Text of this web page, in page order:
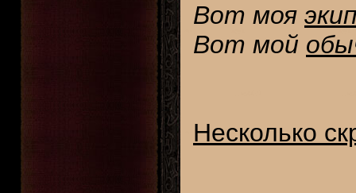
Вот моя
Вот мой
Несколько